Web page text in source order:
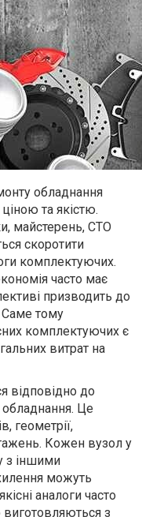
обладнання
та якістю.
майстерень, СТО
скоротити
комплектуючих.
часто має
призводить до
Саме тому
комплектуючих є
витрат на
відповідно до
обладнання. Це
геометрії,
Кожен вузол у
з іншими
можуть
аналоги часто
з